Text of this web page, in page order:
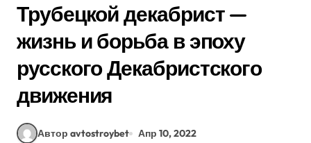
Трубецкой декабрист —
жизнь и борьба в эпоху
русского Декабристского
движения
Автор avtostroybet
Апр 10, 2022